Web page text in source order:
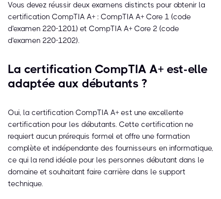
Vous devez réussir deux examens distincts pour obtenir la
certification CompTIA A+ : CompTIA A+ Core 1 (code
d'examen 220-1201) et CompTIA A+ Core 2 (code
d'examen 220-1202).
La certification CompTIA A+ est-elle
adaptée aux débutants ?
Oui, la certification CompTIA A+ est une excellente
certification pour les débutants. Cette certification ne
requiert aucun prérequis formel et offre une formation
complète et indépendante des fournisseurs en informatique,
ce qui la rend idéale pour les personnes débutant dans le
domaine et souhaitant faire carrière dans le support
technique.